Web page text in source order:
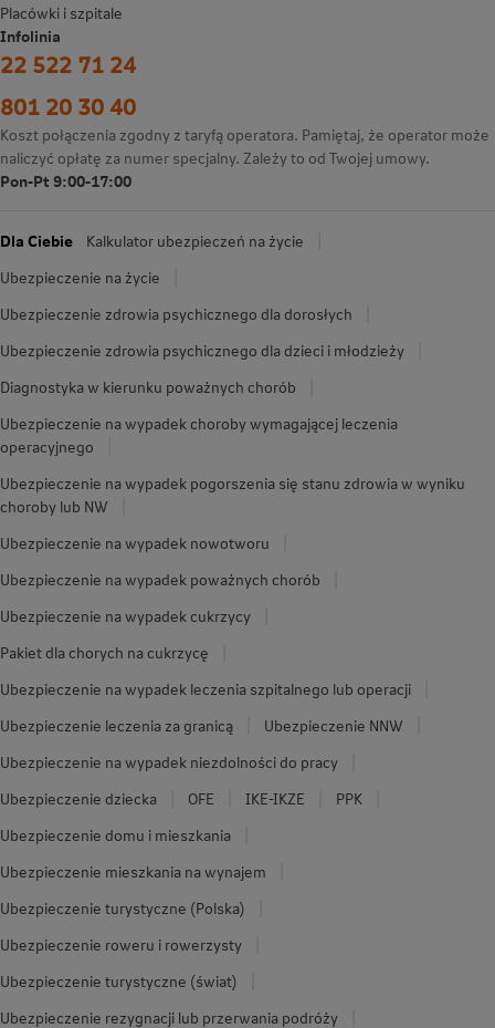
Placówki i szpitale
Infolinia
22 522 71 24
801 20 30 40
Koszt połączenia zgodny z taryfą operatora. Pamiętaj, że operator może
naliczyć opłatę za numer specjalny. Zależy to od Twojej umowy.
Pon-Pt 9:00-17:00
Dla Ciebie
Kalkulator ubezpieczeń na życie
Ubezpieczenie na życie
Ubezpieczenie zdrowia psychicznego dla dorosłych
Ubezpieczenie zdrowia psychicznego dla dzieci i młodzieży
Diagnostyka w kierunku poważnych chorób
Ubezpieczenie na wypadek choroby wymagającej leczenia
operacyjnego
Ubezpieczenie na wypadek pogorszenia się stanu zdrowia w wyniku
choroby lub NW
Ubezpieczenie na wypadek nowotworu
Ubezpieczenie na wypadek poważnych chorób
Ubezpieczenie na wypadek cukrzycy
Pakiet dla chorych na cukrzycę
Ubezpieczenie na wypadek leczenia szpitalnego lub operacji
Ubezpieczenie leczenia za granicą
Ubezpieczenie NNW
Ubezpieczenie na wypadek niezdolności do pracy
Ubezpieczenie dziecka
OFE IKE-IKZE
PPK
Ubezpieczenie domu i mieszkania
Ubezpieczenie mieszkania na wynajem
Ubezpieczenie turystyczne (Polska)
Ubezpieczenie roweru i rowerzysty
Ubezpieczenie turystyczne (świat)
Ubezpieczenie rezygnacji lub przerwania podróży